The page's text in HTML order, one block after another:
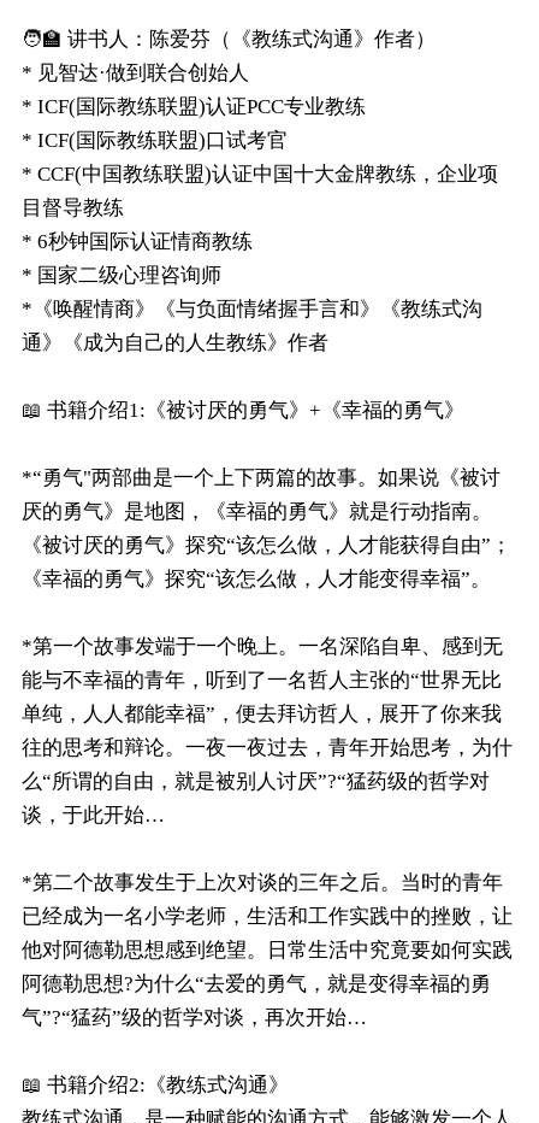
🧑‍🏫 讲书人：陈爱芬（《教练式沟通》作者）
* 见智达·做到联合创始人
* ICF(国际教练联盟)认证PCC专业教练
* ICF(国际教练联盟)口试考官
* CCF(中国教练联盟)认证中国十大金牌教练，企业项
目督导教练
* 6秒钟国际认证情商教练
* 国家二级心理咨询师
*《唤醒情商》《与负面情绪握手言和》《教练式沟
通》《成为自己的人生教练》作者
📖 书籍介绍1:《被讨厌的勇气》+《幸福的勇气》
*“勇气"两部曲是一个上下两篇的故事。如果说《被讨
厌的勇气》是地图，《幸福的勇气》就是行动指南。
《被讨厌的勇气》探究“该怎么做，人才能获得自由”；
《幸福的勇气》探究“该怎么做，人才能变得幸福”。
*第一个故事发端于一个晚上。一名深陷自卑、感到无
能与不幸福的青年，听到了一名哲人主张的“世界无比
单纯，人人都能幸福”，便去拜访哲人，展开了你来我
往的思考和辩论。一夜一夜过去，青年开始思考，为什
么“所谓的自由，就是被别人讨厌”?“猛药级的哲学对
谈，于此开始…
*第二个故事发生于上次对谈的三年之后。当时的青年
已经成为一名小学老师，生活和工作实践中的挫败，让
他对阿德勒思想感到绝望。日常生活中究竟要如何实践
阿德勒思想?为什么“去爱的勇气，就是变得幸福的勇
气”?“猛药”级的哲学对谈，再次开始…
📖 书籍介绍2:《教练式沟通》